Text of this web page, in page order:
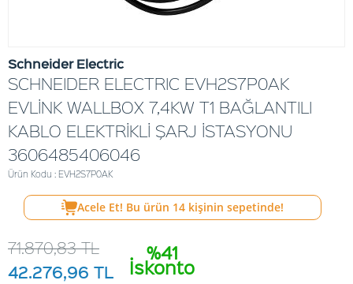
Schneider Electric
SCHNEIDER ELECTRIC EVH2S7P0AK
EVLİNK WALLBOX 7,4KW T1 BAĞLANTILI
KABLO ELEKTRİKLİ ŞARJ İSTASYONU
3606485406046
Ürün Kodu : EVH2S7P0AK
Acele Et! Bu ürün 14 kişinin sepetinde!
%41
İskonto
71.870,83TL
42.276,96 TL